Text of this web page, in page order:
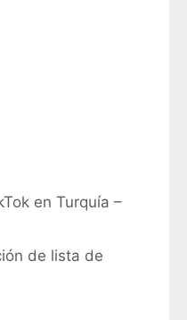
en Turquía –
de lista de